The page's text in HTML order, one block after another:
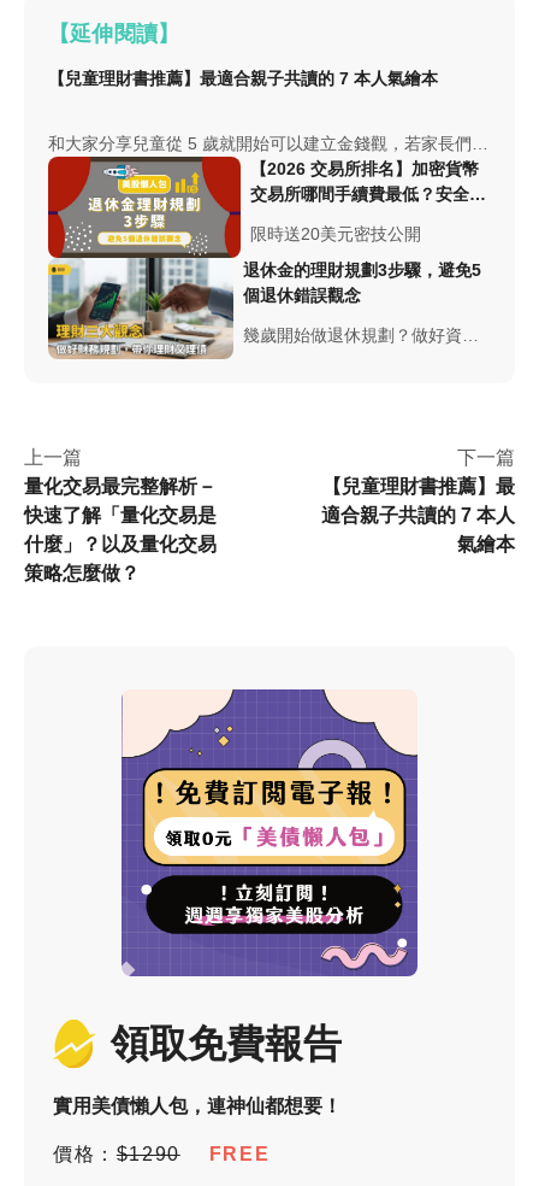
【延伸閱讀】
【兒童理財書推薦】最適合親子共讀的 7 本人氣繪本
和大家分享兒童從 5 歲就開始可以建立金錢觀，若家長們想
要帶孩子接觸理財觀念，卻又不知道從哪裡開始的話，不妨
可以利用坊間很多繪本，從說故事開始引導孩子思考生活中
的理財觀念。
【2026 交易所排名】加密貨幣
交易所哪間手續費最低？安全性
限時送20美元密技公開
退休金的理財規劃3步驟，避免5
個退休錯誤觀念
幾歲開始做退休規劃？做好資產
上一篇
量化交易最完整解析－
快速了解「量化交易是
什麼」？以及量化交易
策略怎麼做？
下一篇
【兒童理財書推薦】最
適合親子共讀的 7 本人
氣繪本
領取免費報告
實用美債懶人包，連神仙都想要！
價格：$1290 FREE